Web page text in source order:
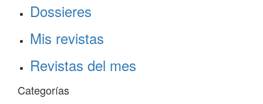
Dossieres
Mis revistas
Revistas del mes
Categorías